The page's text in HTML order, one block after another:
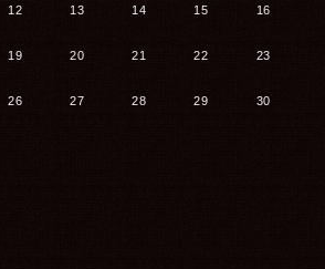
12 13 14 15 16
19 20 21 22 23
26 27 28 29 30